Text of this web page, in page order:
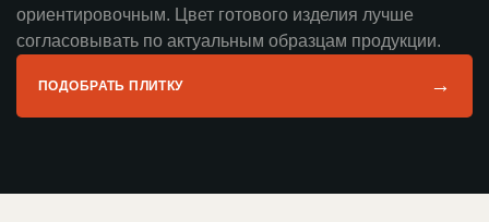
ориентировочным. Цвет готового изделия лучше
согласовывать по актуальным образцам продукции.
ПОДОБРАТЬ ПЛИТКУ →